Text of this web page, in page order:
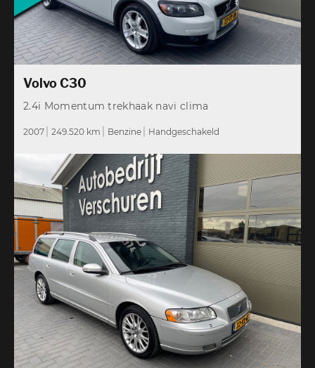
Volvo C30
2.4i Momentum trekhaak navi clima
2007 249.520 km Benzine Handgeschakeld